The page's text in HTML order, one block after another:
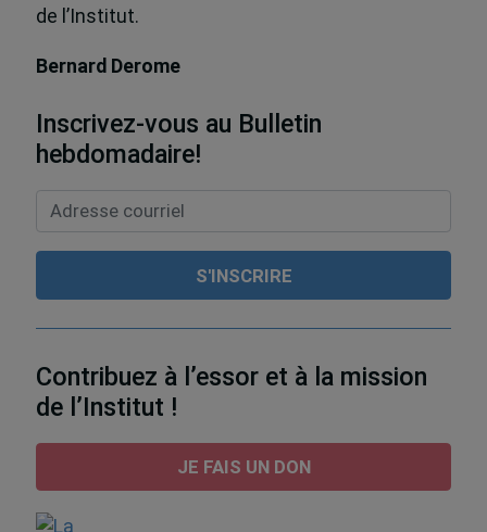
de l’Institut.
Bernard Derome
Inscrivez-vous au Bulletin
hebdomadaire!
Contribuez à l’essor et à la mission
de l’Institut !
JE FAIS UN DON